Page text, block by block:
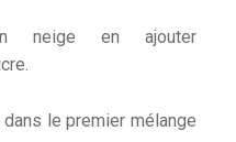
neige en ajouter
le premier mélange